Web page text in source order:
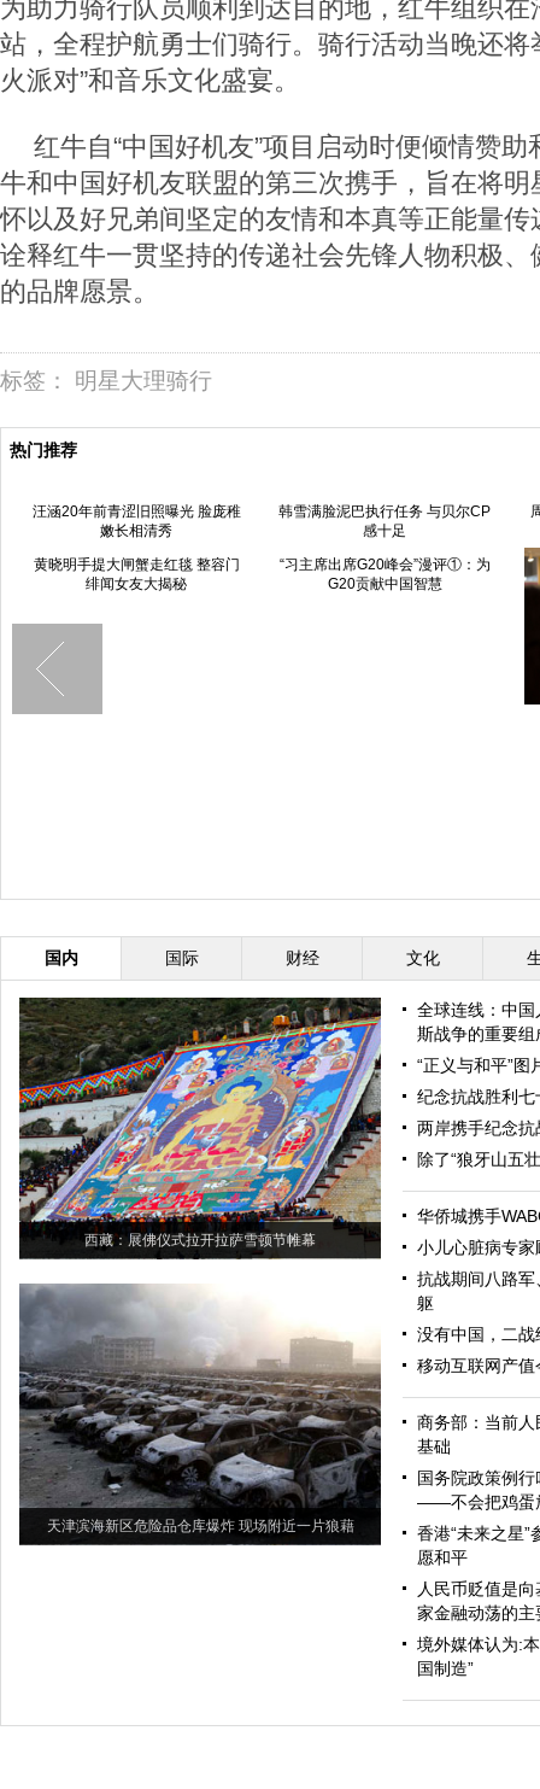
为助力骑行队员顺利到达目的地，红牛组织
站，全程护航勇士们骑行。骑行活动当晚还将
火派对”和音乐文化盛宴。
红牛自“中国好机友”项目启动时便倾情赞
牛和中国好机友联盟的第三次携手，旨在将
怀以及好兄弟间坚定的友情和本真等正能量
诠释红牛一贯坚持的传递社会先锋人物积极
的品牌愿景。
标签： 明星大理骑行
热门推荐
汪涵20年前青涩旧照曝光 脸庞稚
嫩长相清秀
韩雪满脸泥巴执行任务 与贝尔CP
感十足
黄晓明手提大闸蟹走红毯 整容门
绯闻女友大揭秘
“习主席出席G20峰会”漫评①：为
G20贡献中国智慧
国内 国际 财经 文化
西藏：展佛仪式拉开拉萨雪顿节帷幕
天津滨海新区危险品仓库爆炸 现场附近一片狼藉
全球连线：中
斯战争的重要组
“正义与和平”图
纪念抗战胜利
两岸携手纪念
除了“狼牙山五
华侨城携手
小儿心脏病专家
抗战期间八路
躯
没有中国，二
移动互联网产
商务部：当前
基础
国务院政策例
——不会把鸡蛋
香港“未来之星
愿和平
人民币贬值是
家金融动荡的主
境外媒体认为:
国制造”